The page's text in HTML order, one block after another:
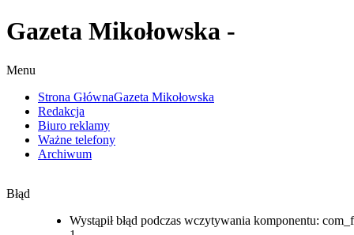
Gazeta Mikołowska -
Menu
Strona GłównaGazeta Mikołowska
Redakcja
Biuro reklamy
Ważne telefony
Archiwum
Błąd
Wystąpił błąd podczas wczytywania komponentu: